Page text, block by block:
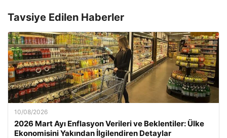
Tavsiye Edilen Haberler
10/08/2026
2026 Mart Ayı Enflasyon Verileri ve Beklentiler: Ülke
Ekonomisini Yakından İlgilendiren Detaylar